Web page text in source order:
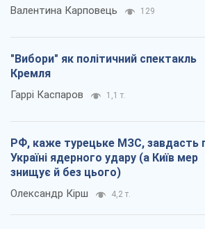
Валентина Карповець 129
"Вибори" як політичний спектакль
Кремля
Гаррі Каспаров 1,1 т.
РФ, каже турецьке МЗС, завдасть
Україні ядерного удару (а Київ мер
знищує й без цього)
Олександр Кірш 4,2 т.